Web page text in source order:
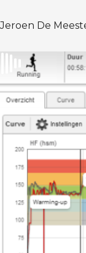
Jeroen De